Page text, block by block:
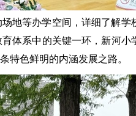
地等办学空间，详细了解
体系中的关键一环，新河
特色鲜明的内涵发展之路。